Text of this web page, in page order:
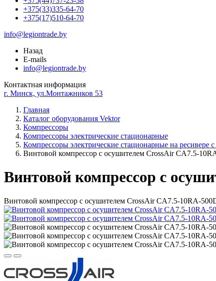
+375(33)335-64-70
+375(17)510-64-70
info@legiontrade.by
Назад
E-mails
info@legiontrade.by
Контактная информация
г. Минск, ул.Монтажников 53
Главная
Каталог оборудования Vektor
Компрессоры
Компрессоры электрические стационарные
Компрессоры электрические стационарные на ресивере
Винтовой компрессор с осушителем CrossAir CA7.5-
Винтовой компрессор с
Винтовой компрессор с осушителем CrossAir CA7.5-10RA-